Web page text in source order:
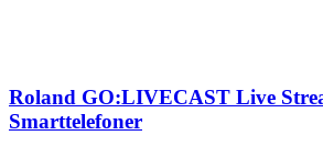
Roland GO:LIVECAST Live
Smarttelefoner